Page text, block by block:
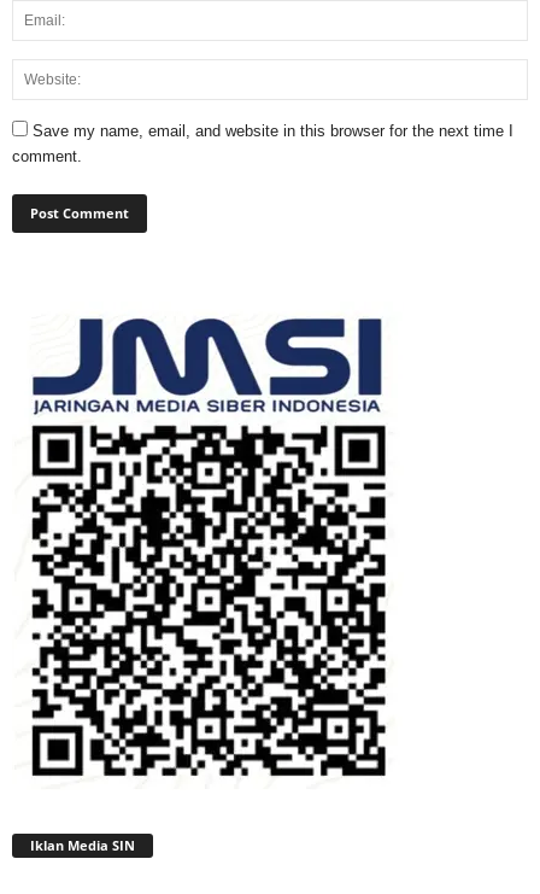
Save my name, email, and website in this browser for the next time I
comment.
Iklan Media SIN